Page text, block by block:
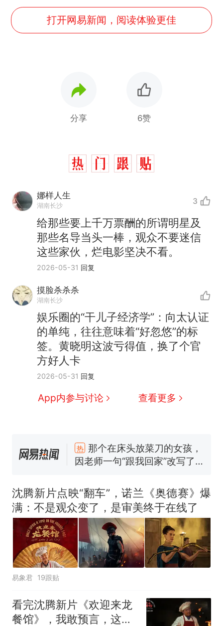
打开网易新闻，阅读体验更佳
分享 6赞
娜样人生
湖南长沙 3
给那些要上千万票酬的所谓明星及
那些名导当头一棒，观众不要迷信
这些家伙，烂电影坚决不看。
2026-05-31 回复
摸脸杀杀杀
湖南长沙
娱乐圈的“干儿子经济学”：向太认证
的单纯，往往意味着“好忽悠”的标
签。黄晓明这波亏得值，换了个官
方好人卡
2026-05-31 回复
App内参与讨论 查看更多
人生
新 搬家报价570元，搬到楼下
交5060元才肯搬上楼！女子傻
部作废，公平么？
空调24小时开着反而更省电？
电力部门回应
佛山一中学招聘物理教师，笔
试前13名均遭淘汰？教育局：
已叫停招聘，成立调查组全面
核查
“不建议大家买深色蛋糕”上热
搜，网友：天塌了！
因老师一句“跟我回家”改写了
人生
沈腾新片点映“翻车”，诺兰《奥德赛》爆
满：不是观众变了，是审美终于在线了
易象君 19跟贴
看完沈腾新片《欢迎来龙
餐馆》，我敢预言，这部